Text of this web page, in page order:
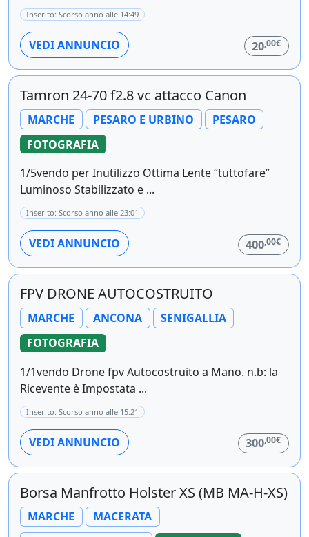
Inserito: Scorso anno alle 14:49
VEDI ANNUNCIO 20,00€
Tamron 24-70 f2.8 vc attacco Canon
MARCHE PESARO E URBINO
PESARO
FOTOGRAFIA
1/5vendo per Inutilizzo Ottima Lente “tuttofare”
Luminoso Stabilizzato e ...
Inserito: Scorso anno alle 23:01
VEDI ANNUNCIO 400,00€
FPV DRONE AUTOCOSTRUITO
MARCHE ANCONA
SENIGALLIA
FOTOGRAFIA
1/1vendo Drone fpv Autocostruito a Mano. n.b: la
Ricevente è Impostata ...
Inserito: Scorso anno alle 15:21
VEDI ANNUNCIO 300,00€
Borsa Manfrotto Holster XS (MB MA-H-XS)
MARCHE
MACERATA